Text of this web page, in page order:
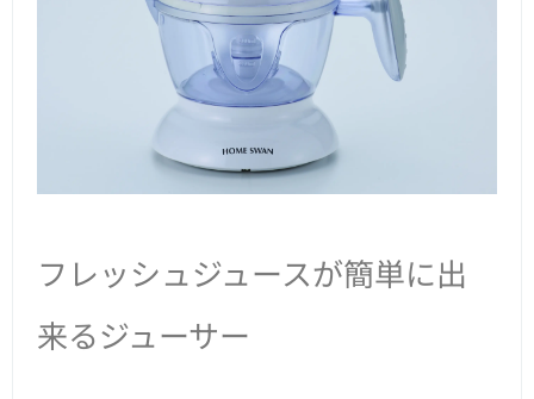
フレッシュジュースが簡単に出
来るジューサー